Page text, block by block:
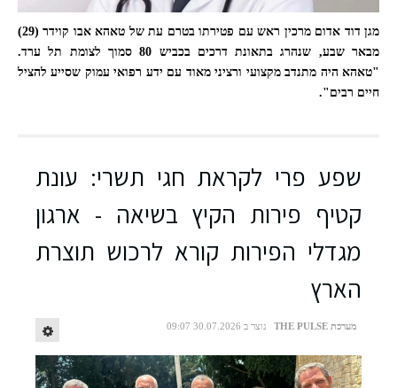
מתנדב מד"א טאהא אבו קוידר ז"ל. צילום: באדיבות המשפחה
מגן דוד אדום מרכין ראש עם פטירתו בטרם עת של טאהא אבו קוידר (29)
מבאר שבע, שנהרג בתאונת דרכים בכביש 80 סמוך לצומת תל ערד.
"טאהא היה מתנדב מקצועי ורציני מאוד עם ידע רפואי עמוק שסייע להציל
חיים רבים".
שפע פרי לקראת חגי תשרי: עונת
קטיף פירות הקיץ בשיאה - ארגון
מגדלי הפירות קורא לרכוש תוצרת
הארץ
מערכת THE PULSE נוצר ב 30.07.2026 09:07